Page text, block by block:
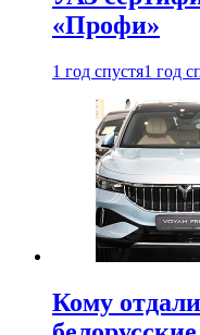
«Профи»
1 год спустя1 год
Кому